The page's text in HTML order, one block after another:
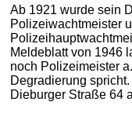
Ab 1921 wurde sein
Polizeiwachtmeister
Meldeblatt von 1946
noch Polizeimeister
Degradierung
Dieburger Straße 64